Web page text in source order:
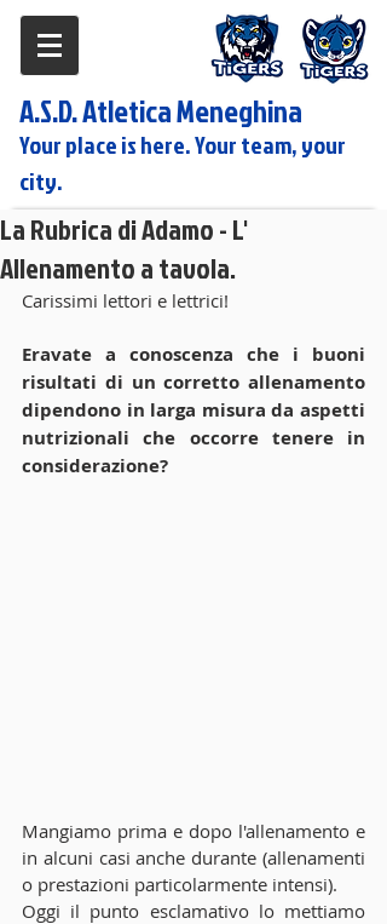
A.S.D. Atletica Meneghina
Your place is here. Your team, your
city.
La Rubrica di Adamo - L'
Allenamento a tavola.
Carissimi lettori e lettrici!
Eravate a conoscenza che i buoni
risultati di un corretto allenamento
dipendono in larga misura da aspetti
nutrizionali che occorre tenere in
considerazione?
Mangiamo prima e dopo l'allenamento e
in alcuni casi anche durante (allenamenti
o prestazioni particolarmente intensi).
Oggi il punto esclamativo lo mettiamo